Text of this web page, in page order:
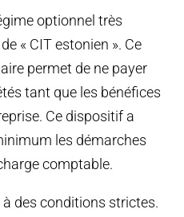
optionnel très
« CIT estonien ». Ce
permet de ne payer
tant que les bénéfices
Ce dispositif a
les démarches
comptable.
des conditions strictes.